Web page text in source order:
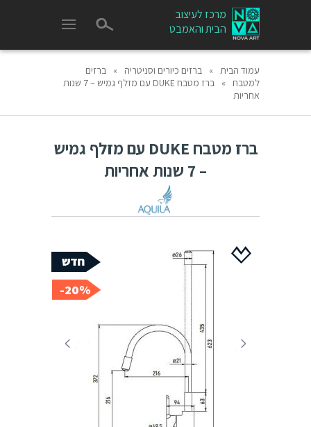
מרכז לעיצוב
הבית והאמבט
עמוד הבית » ברזים כיורים וסניטריה »
ברזים
למטבח »
ברז מטבח DUKE עם מזלף גמיש – 7 שנות
אחריות
ברז מטבח DUKE עם מזלף גמיש
– 7 שנות אחריות
20%-